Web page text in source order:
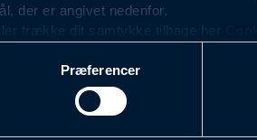
der er angivet nedenfor.
trække dit samtykke tilbage her
med det formål at optimere
analyser af, hvilke oplysninger der
Præferencer